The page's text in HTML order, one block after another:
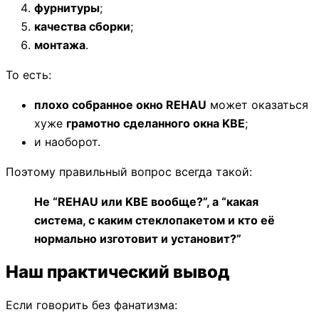
фурнитуры;
качества сборки;
монтажа.
То есть:
плохо собранное окно REHAU может оказаться
хуже грамотно сделанного окна KBE;
и наоборот.
Поэтому правильный вопрос всегда такой:
Не “REHAU или KBE вообще?”, а “какая
система, с каким стеклопакетом и кто её
нормально изготовит и установит?”
Наш практический вывод
Если говорить без фанатизма: